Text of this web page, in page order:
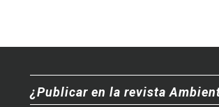
¿Publicar en la revista